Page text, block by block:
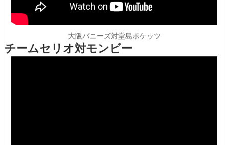
大阪バニーズ対堂島ポケッツ
チームセリオ対モンビー